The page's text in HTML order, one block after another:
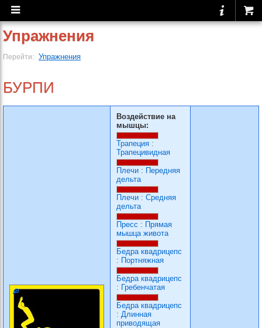
Упражнения
Перейти: Упражнения
БУРПИ
Воздействие на
мышцы:
Трапеция :
Трапецивидная
Плечи : Передняя
дельта
Плечи : Средняя
дельта
Пресс : Прямая
мышца живота
Бедра квадрицепс
: Портняжная
Бедра квадрицепс
: Гребенчатая
Бедра квадрицепс
: Длинная
приводящая